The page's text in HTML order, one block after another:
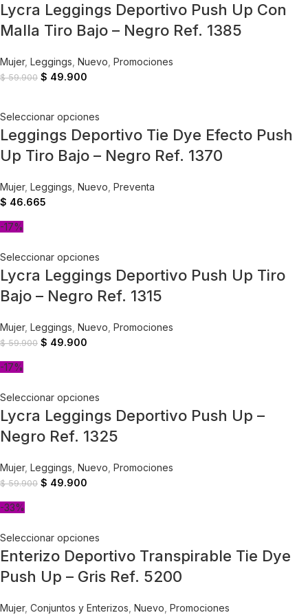
Lycra Leggings Deportivo Push Up Con
Malla Tiro Bajo – Negro Ref. 1385
Mujer, Leggings Nuevo Promociones
$59.900 $ 49.900
Seleccionar opciones
Leggings Deportivo Tie Dye Efecto Push
Up Tiro Bajo – Negro Ref. 1370
Mujer, Leggings Nuevo Preventa
$ 46.665
-17%
Seleccionar opciones
Lycra Leggings Deportivo Push Up Tiro
Bajo – Negro Ref. 1315
Mujer, Leggings Nuevo Promociones
$59.900 $ 49.900
-17%
Seleccionar opciones
Lycra Leggings Deportivo Push Up –
Negro Ref. 1325
Mujer, Leggings Nuevo Promociones
$59.900 $ 49.900
-33%
Seleccionar opciones
Enterizo Deportivo Transpirable Tie Dye
Push Up – Gris Ref. 5200
Mujer, Conjuntos y Enterizos Nuevo Promociones